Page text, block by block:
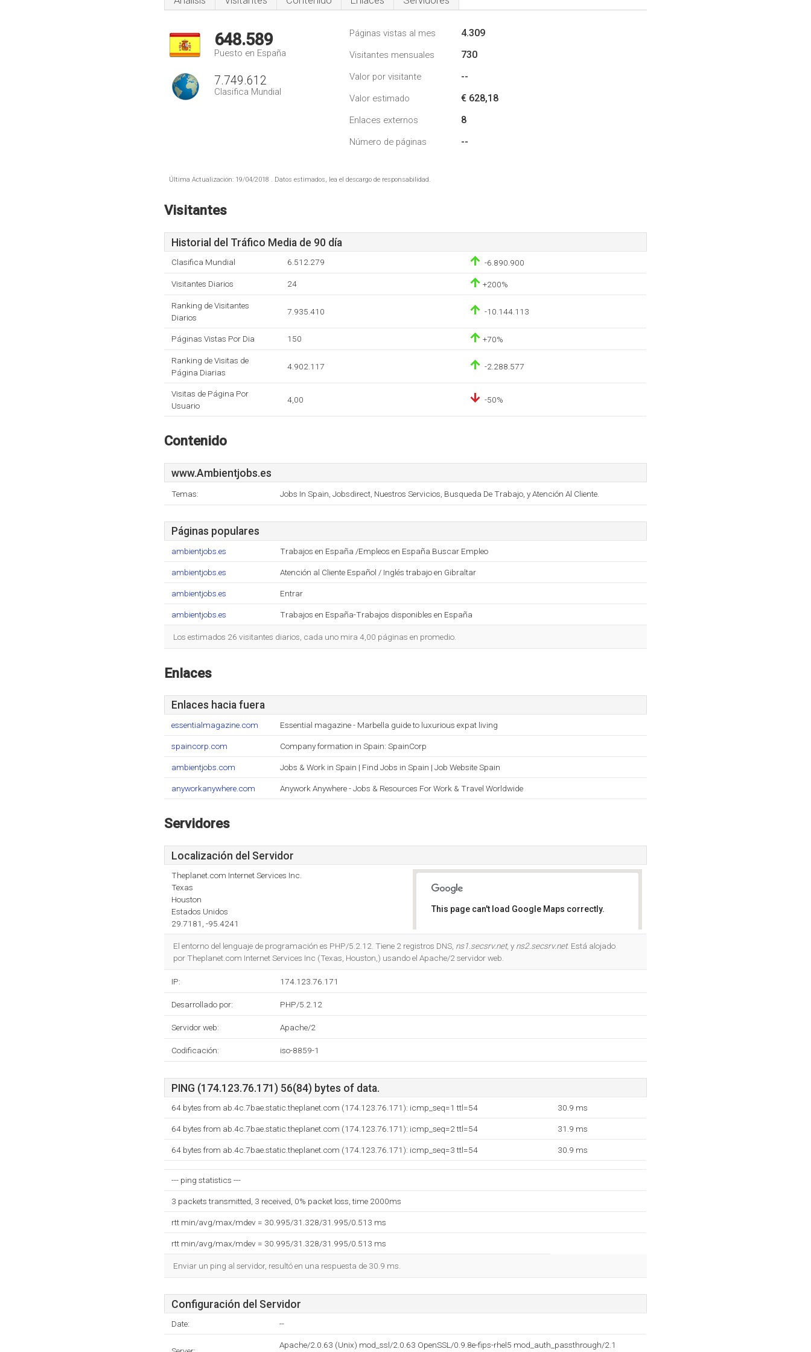
648.589
Puesto en España
7.749.612
Clasifica Mundial
Páginas vistas al mes 4.309
Visitantes mensuales 730
Valor por visitante --
Valor estimado € 628,18
Enlaces externos 8
Número de páginas --
Última Actualización: 19/04/2018 . Datos estimados, lea el descargo de responsabilidad.
Visitantes
Historial del Tráfico Media de 90 día
Clasifica Mundial 6.512.279 -6.890.900
Visitantes Diarios 24 +200%
Ranking de Visitantes
Diarios
7.935.410 -10.144.113
Páginas Vistas Por Dia 150 +70%
Ranking de Visitas de
Página Diarias
4.902.117 -2.288.577
Visitas de Página Por
Usuario
4,00 -50%
Contenido
www.Ambientjobs.es
Temas: Jobs In Spain, Jobsdirect, Nuestros Servicios, Busqueda De Trabajo, y Atención Al Cliente.
Páginas populares
ambientjobs.es Trabajos en España /Empleos en España Buscar Empleo
ambientjobs.es Atención al Cliente Español / Inglés trabajo en Gibraltar
ambientjobs.es Entrar
ambientjobs.es Trabajos en España-Trabajos disponibles en España
Los estimados 26 visitantes diarios, cada uno mira 4,00 páginas en promedio.
Enlaces
Enlaces hacia fuera
essentialmagazine.com Essential magazine - Marbella guide to luxurious expat living
spaincorp.com Company formation in Spain: SpainCorp
ambientjobs.com Jobs & Work in Spain | Find Jobs in Spain | Job Website Spain
anyworkanywhere.com Anywork Anywhere - Jobs & Resources For Work & Travel Worldwide
Servidores
Localización del Servidor
Theplanet.com Internet Services Inc.
Texas
Houston
Estados Unidos
29.7181, -95.4241
This page can't load Google Maps correctly.
El entorno del lenguaje de programación es PHP/5.2.12. Tiene 2 registros DNS, ns1.secsrv.net, y ns2.secsrv.net. Está alojado
por Theplanet.com Internet Services Inc (Texas, Houston,) usando el Apache/2 servidor web.
IP: 174.123.76.171
Desarrollado por: PHP/5.2.12
Servidor web: Apache/2
Codificación: iso-8859-1
PING (174.123.76.171) 56(84) bytes of data.
64 bytes from ab.4c.7bae.static.theplanet.com (174.123.76.171): icmp_seq=1 ttl=54 30.9 ms
64 bytes from ab.4c.7bae.static.theplanet.com (174.123.76.171): icmp_seq=2 ttl=54 31.9 ms
64 bytes from ab.4c.7bae.static.theplanet.com (174.123.76.171): icmp_seq=3 ttl=54 30.9 ms
--- ping statistics ---
3 packets transmitted, 3 received, 0% packet loss, time 2000ms
rtt min/avg/max/mdev = 30.995/31.328/31.995/0.513 ms
rtt min/avg/max/mdev = 30.995/31.328/31.995/0.513 ms
Enviar un ping al servidor, resultó en una respuesta de 30.9 ms.
Configuración del Servidor
Date: --
Apache/2.0.63 (Unix) mod_ssl/2.0.63 OpenSSL/0.9.8e-fips-rhel5 mod_auth_passthrough/2.1